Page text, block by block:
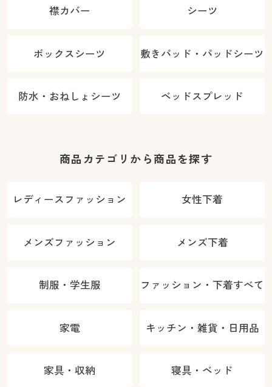
襟カバー シーツ
ボックスシーツ 敷きパッド・パッドシーツ
防水・おねしょシーツ ベッドスプレッド
商品カテゴリから商品を探す
レディースファッション 女性下着
メンズファッション メンズ下着
制服・学生服 ファッション・下着すべて
家電 キッチン・雑貨・日用品
家具・収納 寝具・ベッド